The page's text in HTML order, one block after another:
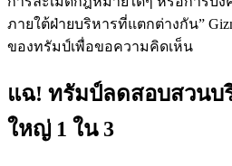
ภายใต้ฝ่ายบริหารที่แตกต่างกัน”
ของทรัมป์เพื่อขอความคิดเห็น
แฉ! ทรัมป์ลดสอบสวนบ
ใหญ่ 1 ใน 3